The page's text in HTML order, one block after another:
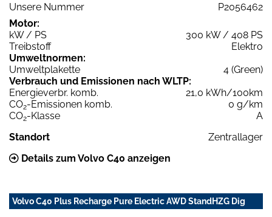
Unsere Nummer
P2056462
Motor:
kW / PS
300 kW / 408 PS
Treibstoff
Elektro
Umweltnormen:
Umweltplakette
4 (Green)
Verbrauch und Emissionen nach WLTP:
Energieverbr. komb.
21,0 kWh/100km
CO2-Emissionen komb.
0 g/km
CO2-Klasse
A
Standort
Zentrallager
Details zum Volvo C40 anzeigen
Volvo C40 Plus Recharge Pure Electric AWD StandHZG Dig